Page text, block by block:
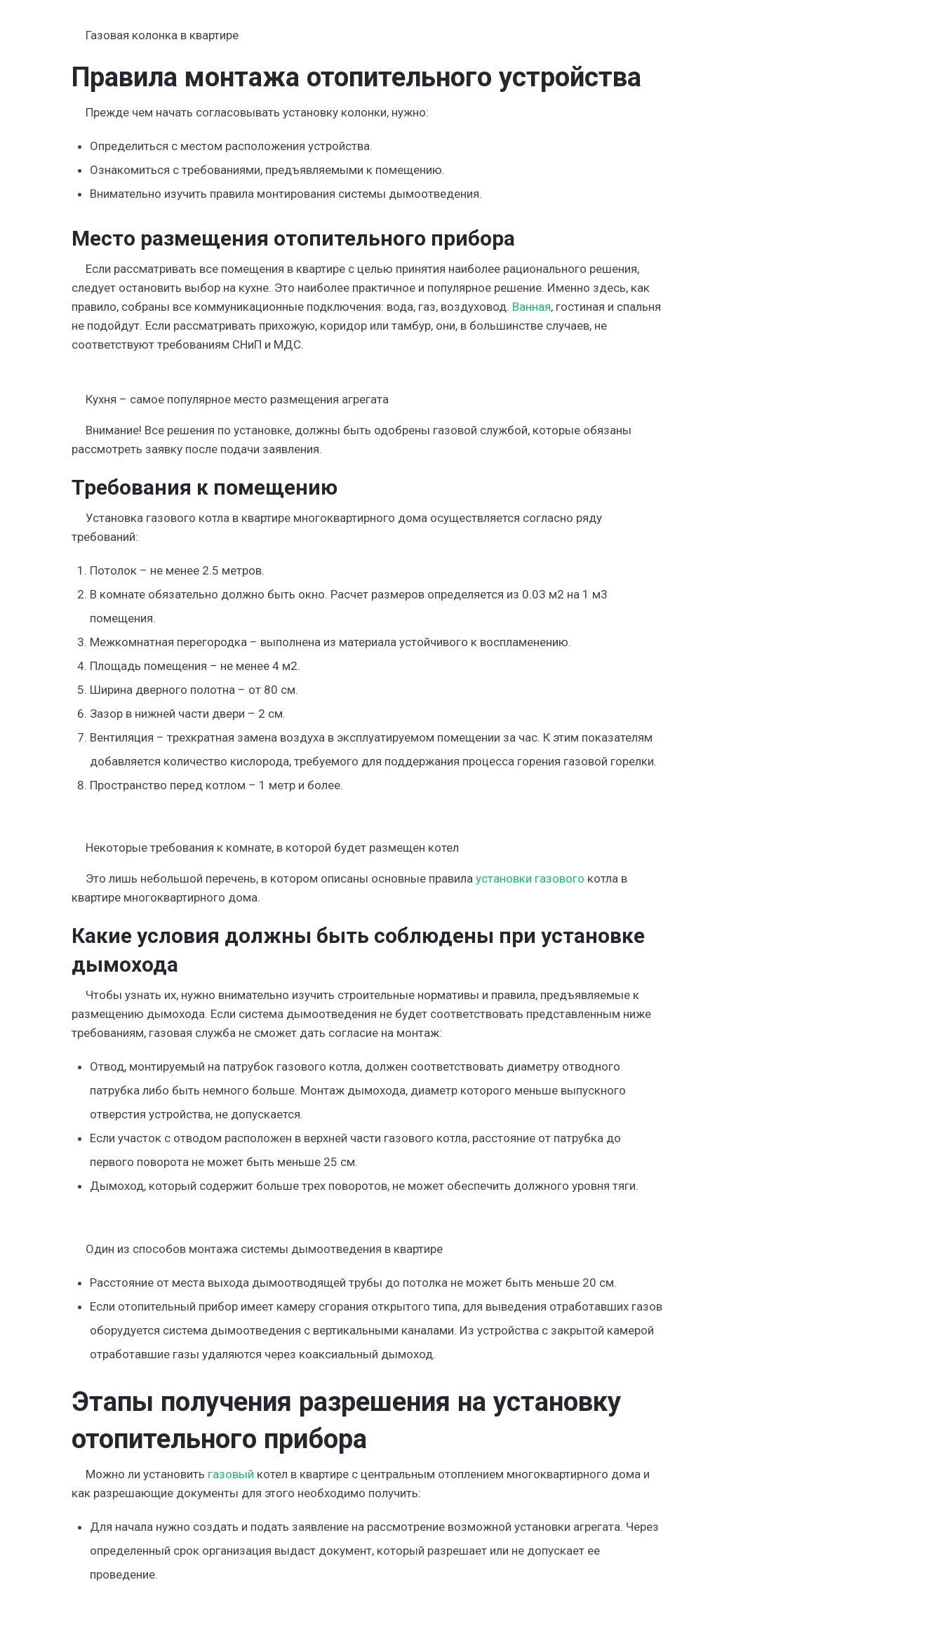
Газовая колонка в квартире
Правила монтажа отопительного устройства
Прежде чем начать согласовывать установку колонки, нужно:
Определиться с местом расположения устройства.
Ознакомиться с требованиями, предъявляемыми к помещению.
Внимательно изучить правила монтирования системы дымоотведения.
Место размещения отопительного прибора
Если рассматривать все помещения в квартире с целью принятия наиболее рационального решения,
следует остановить выбор на кухне. Это наиболее практичное и популярное решение. Именно здесь, как
правило, собраны все коммуникационные подключения: вода, газ, воздуховод. Ванная, гостиная и спальня
не подойдут. Если рассматривать прихожую, коридор или тамбур, они, в большинстве случаев, не
соответствуют требованиям СНиП и МДС.
Кухня – самое популярное место размещения агрегата
Внимание! Все решения по установке, должны быть одобрены газовой службой, которые обязаны
рассмотреть заявку после подачи заявления.
Требования к помещению
Установка газового котла в квартире многоквартирного дома осуществляется согласно ряду
требований:
Потолок – не менее 2.5 метров.
В комнате обязательно должно быть окно. Расчет размеров определяется из 0.03 м2 на 1 м3
помещения.
Межкомнатная перегородка – выполнена из материала устойчивого к воспламенению.
Площадь помещения – не менее 4 м2.
Ширина дверного полотна – от 80 см.
Зазор в нижней части двери – 2 см.
Вентиляция – трехкратная замена воздуха в эксплуатируемом помещении за час. К этим показателям
добавляется количество кислорода, требуемого для поддержания процесса горения газовой горелки.
Пространство перед котлом – 1 метр и более.
Некоторые требования к комнате, в которой будет размещен котел
Это лишь небольшой перечень, в котором описаны основные правила установки газового котла в
квартире многоквартирного дома.
Какие условия должны быть соблюдены при установке
дымохода
Чтобы узнать их, нужно внимательно изучить строительные нормативы и правила, предъявляемые к
размещению дымохода. Если система дымоотведения не будет соответствовать представленным ниже
требованиям, газовая служба не сможет дать согласие на монтаж:
Отвод, монтируемый на патрубок газового котла, должен соответствовать диаметру отводного
патрубка либо быть немного больше. Монтаж дымохода, диаметр которого меньше выпускного
отверстия устройства, не допускается.
Если участок с отводом расположен в верхней части газового котла, расстояние от патрубка до
первого поворота не может быть меньше 25 см.
Дымоход, который содержит больше трех поворотов, не может обеспечить должного уровня тяги.
Один из способов монтажа системы дымоотведения в квартире
Расстояние от места выхода дымоотводящей трубы до потолка не может быть меньше 20 см.
Если отопительный прибор имеет камеру сгорания открытого типа, для выведения отработавших газов
оборудуется система дымоотведения с вертикальными каналами. Из устройства с закрытой камерой
отработавшие газы удаляются через коаксиальный дымоход.
Этапы получения разрешения на установку
отопительного прибора
Можно ли установить газовый котел в квартире с центральным отоплением многоквартирного дома и
как разрешающие документы для этого необходимо получить:
Для начала нужно создать и подать заявление на рассмотрение возможной установки агрегата. Через
определенный срок организация выдаст документ, который разрешает или не допускает ее
проведение.